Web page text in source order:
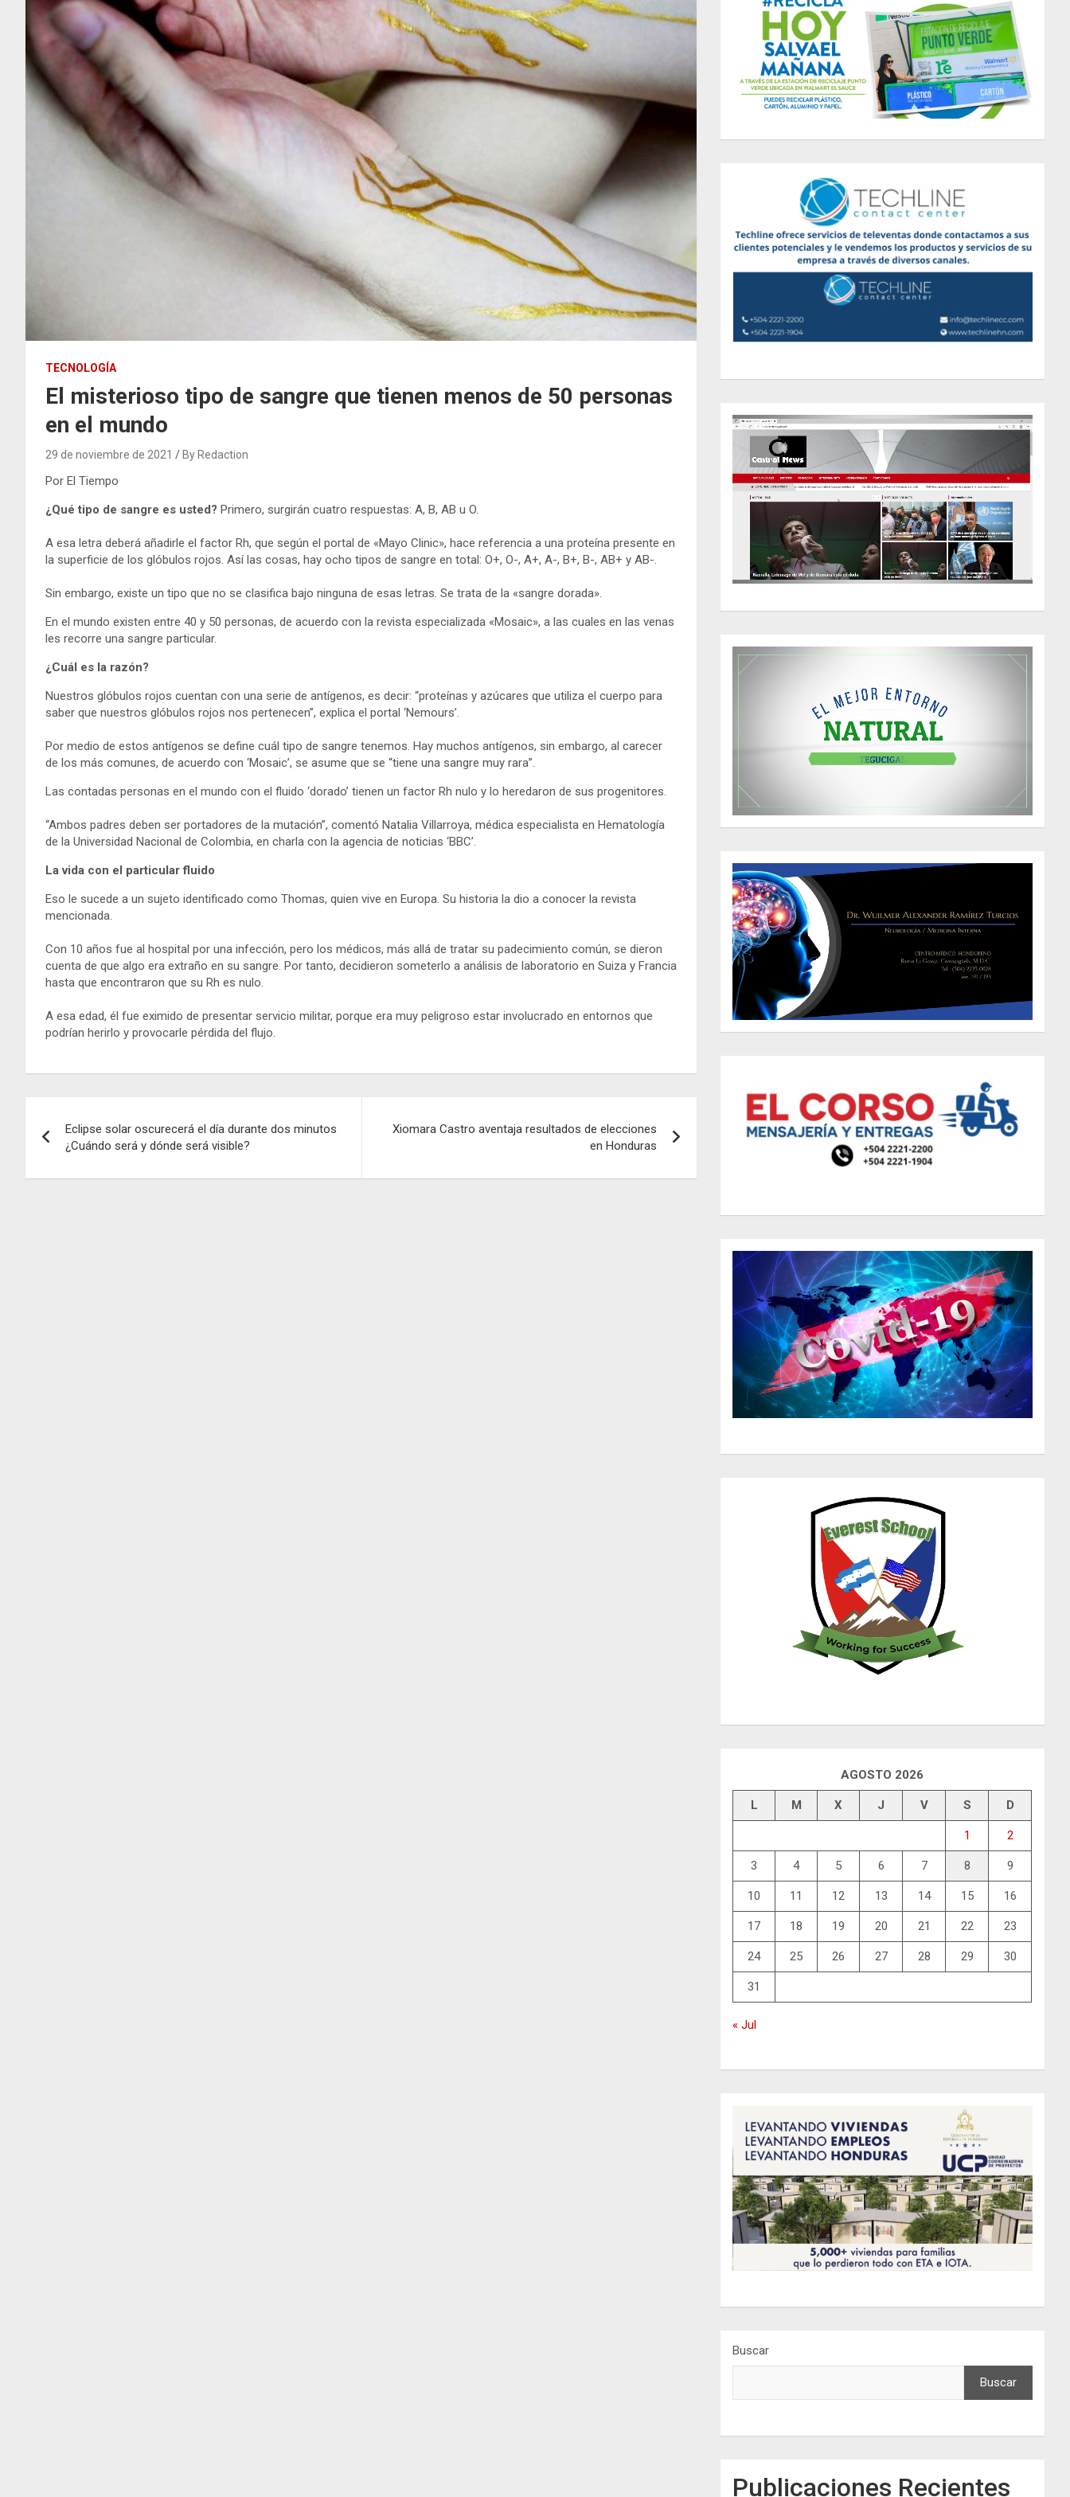
TECNOLOGÍA
El misterioso tipo de sangre que tienen menos de 50 personas
en el mundo
29 de noviembre de 2021 By Redaction
Por El Tiempo
¿Qué tipo de sangre es usted? Primero, surgirán cuatro respuestas: A, B, AB u O.
A esa letra deberá añadirle el factor Rh, que según el portal de «Mayo Clinic», hace referencia a una proteína presente en
la superficie de los glóbulos rojos. Así las cosas, hay ocho tipos de sangre en total: O+, O-, A+, A-, B+, B-, AB+ y AB-.
Sin embargo, existe un tipo que no se clasifica bajo ninguna de esas letras. Se trata de la «sangre dorada».
En el mundo existen entre 40 y 50 personas, de acuerdo con la revista especializada «Mosaic», a las cuales en las venas
les recorre una sangre particular.
¿Cuál es la razón?
Nuestros glóbulos rojos cuentan con una serie de antígenos, es decir: “proteínas y azúcares que utiliza el cuerpo para
saber que nuestros glóbulos rojos nos pertenecen”, explica el portal ‘Nemours’.
Por medio de estos antígenos se define cuál tipo de sangre tenemos. Hay muchos antígenos, sin embargo, al carecer
de los más comunes, de acuerdo con ‘Mosaic’, se asume que se “tiene una sangre muy rara”.
Las contadas personas en el mundo con el fluido ‘dorado’ tienen un factor Rh nulo y lo heredaron de sus progenitores.
“Ambos padres deben ser portadores de la mutación”, comentó Natalia Villarroya, médica especialista en Hematología
de la Universidad Nacional de Colombia, en charla con la agencia de noticias ‘BBC’.
La vida con el particular fluido
Eso le sucede a un sujeto identificado como Thomas, quien vive en Europa. Su historia la dio a conocer la revista
mencionada.
Con 10 años fue al hospital por una infección, pero los médicos, más allá de tratar su padecimiento común, se dieron
cuenta de que algo era extraño en su sangre. Por tanto, decidieron someterlo a análisis de laboratorio en Suiza y Francia
hasta que encontraron que su Rh es nulo.
A esa edad, él fue eximido de presentar servicio militar, porque era muy peligroso estar involucrado en entornos que
podrían herirlo y provocarle pérdida del flujo.
de
entradas
Eclipse solar oscurecerá el día durante dos minutos
¿Cuándo será y dónde será visible?
Xiomara Castro aventaja resultados de elecciones
en Honduras
AGOSTO 2026
L M X J V S D
1 2
3 4 5 6 7 8 9
10 11 12 13 14 15 16
17 18 19 20 21 22 23
24 25 26 27 28 29 30
31
« Jul
Buscar
Buscar
Publicaciones Recientes